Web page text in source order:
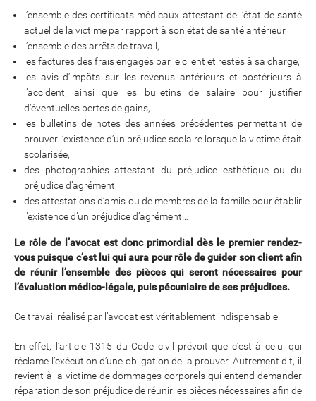
l’ensemble des certificats médicaux attestant de l’état de santé
actuel de la victime par rapport à son état de santé antérieur,
l’ensemble des arrêts de travail,
les factures des frais engagés par le client et restés à sa charge,
les avis d’impôts sur les revenus antérieurs et postérieurs à
l’accident, ainsi que les bulletins de salaire pour justifier
d’éventuelles pertes de gains,
les bulletins de notes des années précédentes permettant de
prouver l’existence d’un préjudice scolaire lorsque la victime était
scolarisée,
des photographies attestant du préjudice esthétique ou du
préjudice d’agrément,
des attestations d’amis ou de membres de la famille pour établir
l’existence d’un préjudice d’agrément…
Le rôle de l’avocat est donc primordial dès le premier rendez-
vous puisque c’est lui qui aura pour rôle de guider son client afin
de réunir l’ensemble des pièces qui seront nécessaires pour
l’évaluation médico-légale, puis pécuniaire de ses préjudices.
Ce travail réalisé par l’avocat est véritablement indispensable.
En effet, l’article 1315 du Code civil prévoit que c’est à celui qui
réclame l’exécution d’une obligation de la prouver. Autrement dit, il
revient à la victime de dommages corporels qui entend demander
réparation de son préjudice de réunir les pièces nécessaires afin de